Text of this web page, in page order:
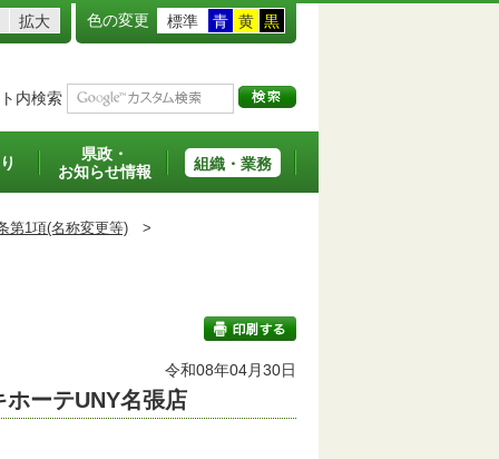
拡大 色の変更 標準 青 黄 黒
内検索
県政・
お知らせ情報
組織・業務
第1項(名称変更等) >
印刷する
令和08年04月30日
ーテUNY名張店